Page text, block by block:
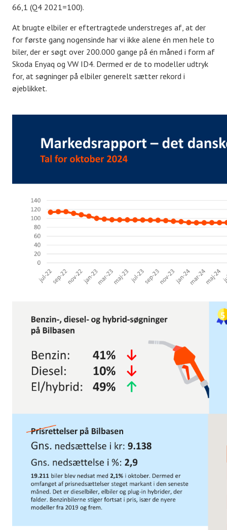
66,1 (Q4 2021=100).
At brugte elbiler er eftertragtede understreges af, at der
for første gang nogensinde har vi ikke alene én men hele to
biler, der er søgt over 200.000 gange på én måned i form af
Skoda Enyaq og VW ID4. Dermed er de to modeller udtryk
for, at søgninger på elbiler generelt sætter rekord i
øjeblikket.